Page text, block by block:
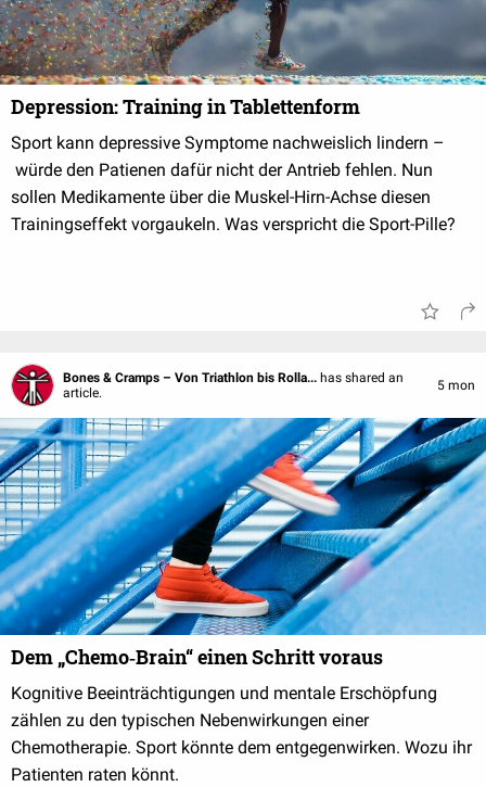
Depression: Training in Tablettenform
Sport kann depressive Symptome nachweislich lindern –
würde den Patienen dafür nicht der Antrieb fehlen. Nun
sollen Medikamente über die Muskel-Hirn-Achse diesen
Trainingseffekt vorgaukeln. Was verspricht die Sport-Pille?
Bones & Cramps – Von Triathlon bis Rolla... has shared an
article.
5 mon
Dem „Chemo‑Brain“ einen Schritt voraus
Kognitive Beeinträchtigungen und mentale Erschöpfung
zählen zu den typischen Nebenwirkungen einer
Chemotherapie. Sport könnte dem entgegenwirken. Wozu ihr
Patienten raten könnt.